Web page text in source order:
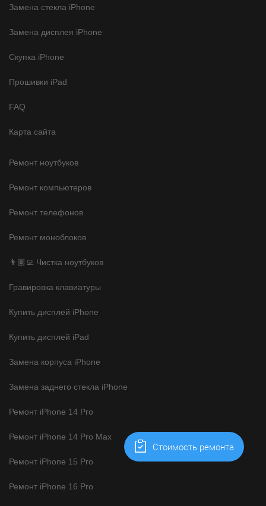
Замена стекла iPhone
Замена дисплея iPhone
Скупка iPhone
Прошивки iPad
FAQ
Карта сайта
Ремонт ноутбуков
Ремонт компьютеров
Ремонт телефонов
Ремонт моноблоков
👨🏽‍💻 Чистка ноутбуков
Гравировка клавиатуры
Купить дисплей iPhone
Купить дисплей iPad
Замена корпуса iPhone
Замена заднего стекла iPhone
Ремонт iPhone 14 Pro
Ремонт iPhone 14 Pro Max
Ремонт iPhone 15 Pro
Ремонт iPhone 16 Pro
Cтоимость ремонта